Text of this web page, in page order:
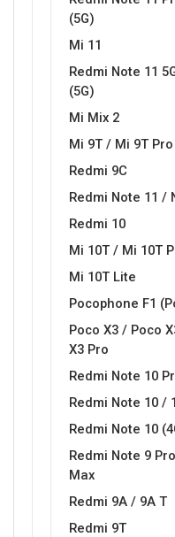
(5G)
Mi 11
Redmi Note 11
(5G)
Mi Mix 2
Mi 9T / Mi 9T
Redmi 9C
Redmi Note 11 /
Redmi 10
Mi 10T / Mi 10T
Mi 10T Lite
Pocophone F1
Poco X3 / Poco
X3 Pro
Redmi Note 10
Redmi Note 10 /
Redmi Note 10
Redmi Note 9
Max
Redmi 9A / 9A T
Redmi 9T
MarbleMania
Crtani filmovi
Obiteljski motivi